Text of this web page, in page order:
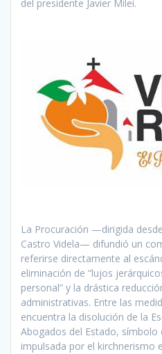
del presidente Javier Milei.
La Procuración —dirigida
Castro Videla— difundió un
referirse directamente al
eliminación de “lujos
personal” y la drástica
administrativas. Entre las
encuentra la disolución de la
Abogados del Estado,
impulsada por el kirchnerismo